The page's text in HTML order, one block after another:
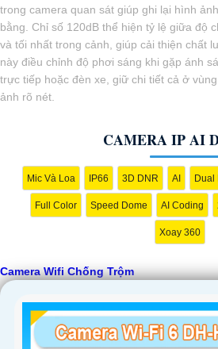
trong camera quan sát giúp ghi lại hình
bằng. Chỉ số 120dB thể hiện tỷ lệ giữa độ
và tối nhất trong cảnh, giúp cải thiện chất
này điều chỉnh độ phơi sáng khi gặp ánh
trực tiếp hoặc đèn xe, giữ chi tiết cả ở
ảnh rõ nét.
CAMERA IP AI
Mic Và Loa IP66 3D DNR AI Dual
Full Color Speed Dome AI Coding
Xoay 360
Camera Wifi Chống Trộm